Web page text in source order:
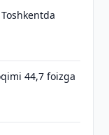
44,7 foizga